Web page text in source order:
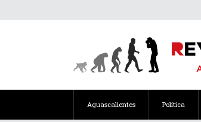
Aguascalientes Política